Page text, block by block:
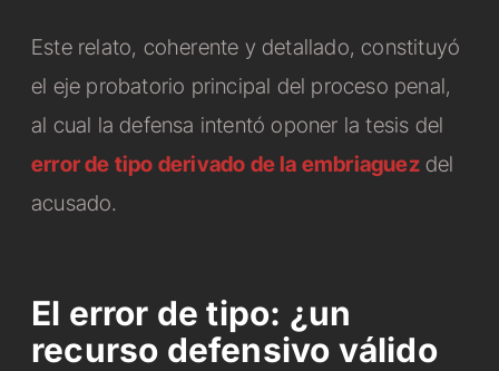
Este relato, coherente y detallado, constituyó
el eje probatorio principal del proceso penal,
al cual la defensa intentó oponer la tesis del
error de tipo derivado de la embriaguezdel
acusado.
El error de tipo: ¿un
recurso defensivo válido